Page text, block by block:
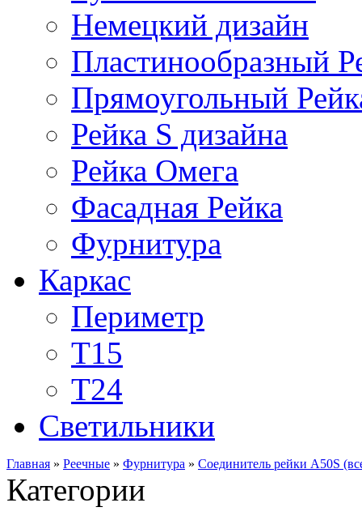
Немецкий дизайн
Пластинообразный
Прямоугольный
Рейка S дизайна
Рейка Омега
Фасадная Рейка
Фурнитура
Каркас
Периметр
Т15
Т24
Светильники
Главная » Реечные » Фурнитура » Соединитель рейки A50S
Категории